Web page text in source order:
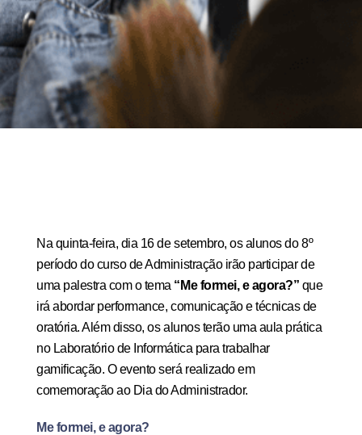
Na quinta-feira, dia 16 de setembro, os alunos do 8º
período do curso de Administração irão participar de
uma palestra com o tema “Me formei, e agora?” que
irá abordar performance, comunicação e técnicas de
oratória. Além disso, os alunos terão uma aula prática
no Laboratório de Informática para trabalhar
gamificação. O evento será realizado em
comemoração ao Dia do Administrador.
Me formei, e agora?